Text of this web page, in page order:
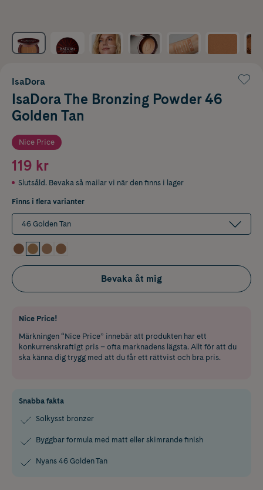
IsaDora
IsaDora The Bronzing Powder 46
Golden Tan
Nice Price
119 kr
Slutsåld. Bevaka så mailar vi när den finns i lager
Finns i flera varianter
46 Golden Tan
Bevaka åt mig
Nice Price!
Märkningen “Nice Price” innebär att produkten har ett
konkurrenskraftigt pris – ofta marknadens lägsta. Allt för att du
ska känna dig trygg med att du får ett rättvist och bra pris.
Snabba fakta
Solkysst bronzer
Byggbar formula med matt eller skimrande finish
Nyans 46 Golden Tan